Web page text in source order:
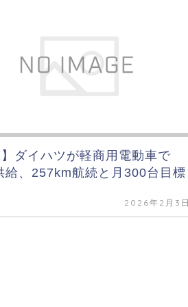
】ダイハツが軽商用電動車で
給、257km航続と月300台目標
2026年2月3